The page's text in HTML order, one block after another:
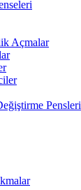
Açmalar
Pensleri